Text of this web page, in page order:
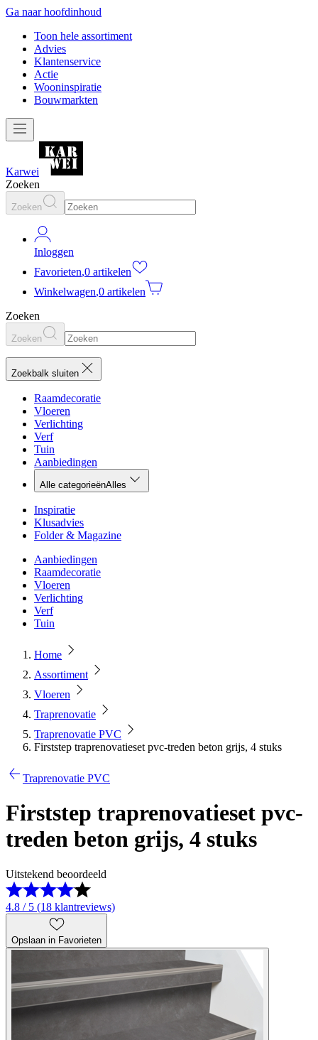
Ga naar hoofdinhoud
Toon hele assortiment
Advies
Klantenservice
Actie
Wooninspiratie
Bouwmarkten
Karwei
Zoeken
Zoeken
Inloggen
Favorieten,0 artikelen
Winkelwagen,0 artikelen
Zoeken
Zoeken
Zoekbalk sluiten
Raamdecoratie
Vloeren
Verlichting
Verf
Tuin
Aanbiedingen
Alle categorieënAlles
Inspiratie
Klusadvies
Folder & Magazine
Aanbiedingen
Raamdecoratie
Vloeren
Verlichting
Verf
Tuin
Home
Assortiment
Vloeren
Traprenovatie
Traprenovatie PVC
Firststep traprenovatieset pvc-treden beton grijs, 4 stuks
Traprenovatie PVC
Firststep traprenovatieset pvc-
treden beton grijs, 4 stuks
Uitstekend beoordeeld
4.8 / 5 (18 klantreviews)
Opslaan in Favorieten